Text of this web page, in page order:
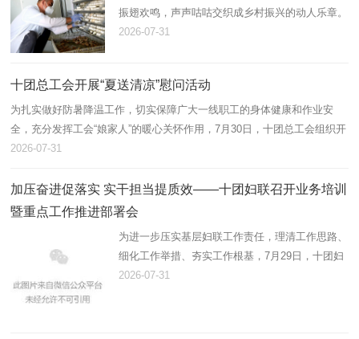
振翅欢鸣，声声咕咕交织成乡村振兴的动人乐章。
近年来，十一团立足资源优势，以“合作社+连队
2026-07-31
十团总工会开展“夏送清凉”慰问活动
为扎实做好防暑降温工作，切实保障广大一线职工的身体健康和作业安
全，充分发挥工会“娘家人”的暖心关怀作用，7月30日，十团总工会组织开
展2026年“夏送清凉”慰问活动，为坚守高温岗位的劳动者送去防暑降温物
2026-07-31
加压奋进促落实 实干担当提质效——十团妇联召开业务培训
暨重点工作推进部署会
为进一步压实基层妇联工作责任，理清工作思路、
细化工作举措、夯实工作根基，7月29日，十团妇
联组织召开业务培训暨重点工作推进会，精准部署
2026-07-31